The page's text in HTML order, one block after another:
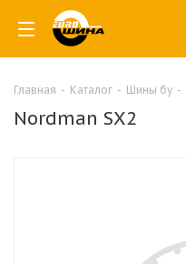
Главная - Каталог - Шины бу -
Nordman SX2